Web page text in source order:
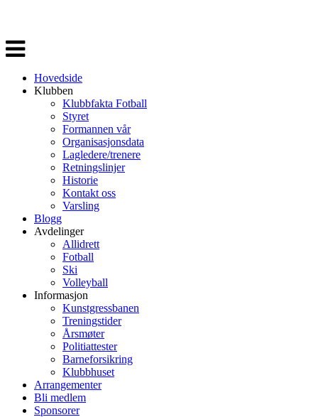
Veksle
navigasjon
Hovedside
Klubben
Klubbfakta Fotball
Styret
Formannen vår
Organisasjonsdata
Lagledere/trenere
Retningslinjer
Historie
Kontakt oss
Varsling
Blogg
Avdelinger
Allidrett
Fotball
Ski
Volleyball
Informasjon
Kunstgressbanen
Treningstider
Årsmøter
Politiattester
Barneforsikring
Klubbhuset
Arrangementer
Bli medlem
Sponsorer